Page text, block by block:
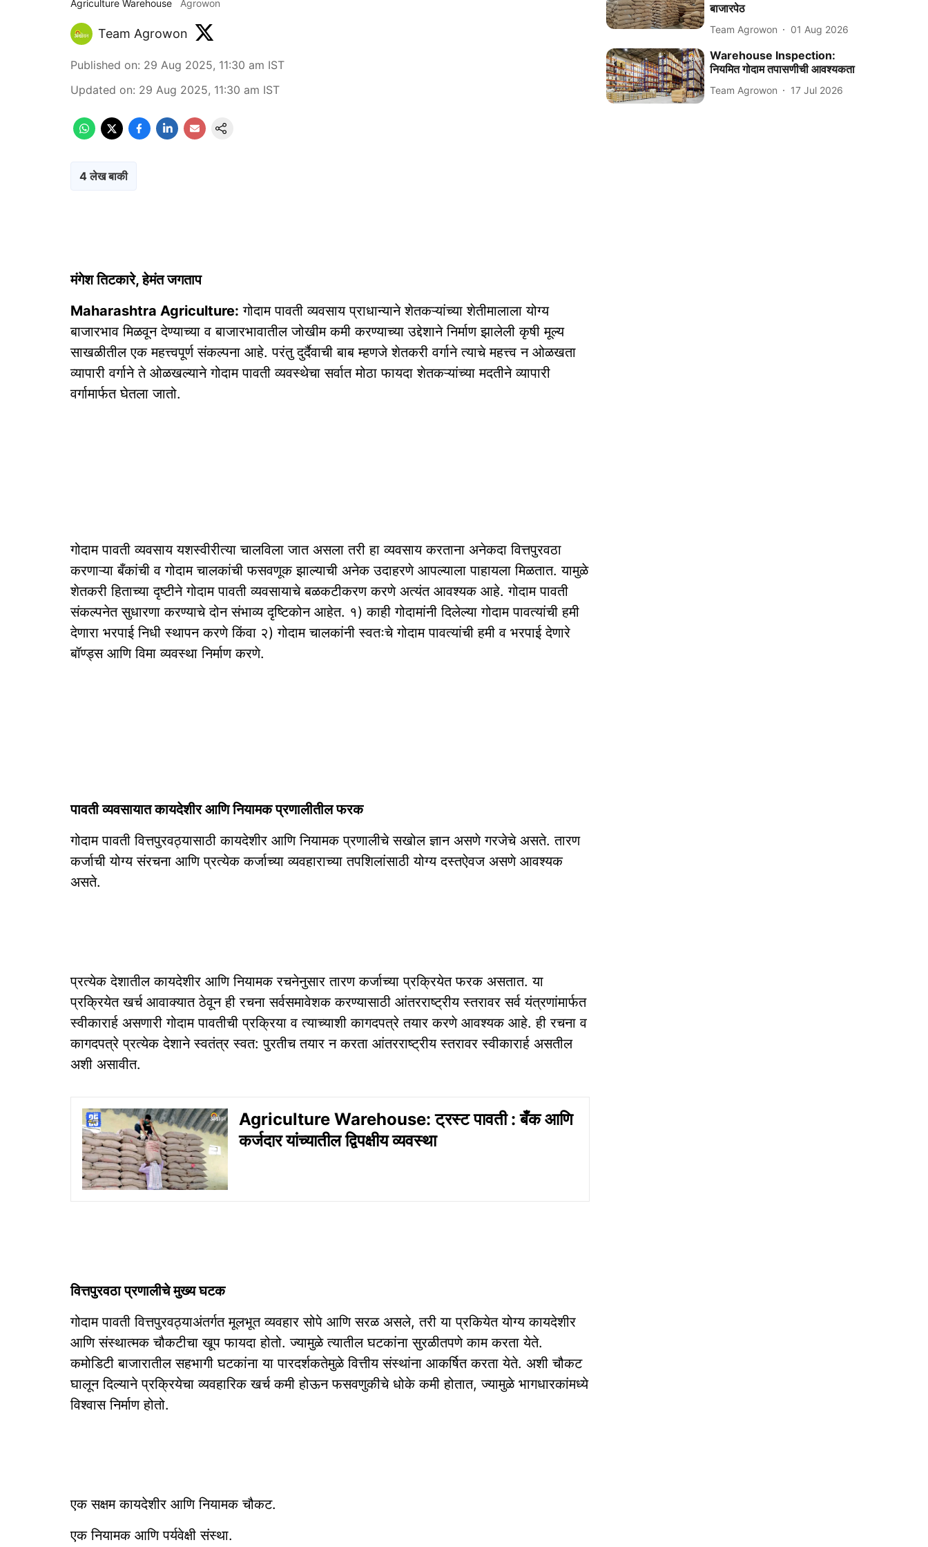
Agriculture Warehouse Agrowon
Team Agrowon
Published on: 29 Aug 2025, 11:30 am IST
Updated on: 29 Aug 2025, 11:30 am IST
4 लेख बाकी
मंगेश तिटकारे, हेमंत जगताप
Maharashtra Agriculture: गोदाम पावती व्यवसाय प्राधान्याने शेतकऱ्यांच्या शेतीमालाला योग्य
बाजारभाव मिळवून देण्याच्या व बाजारभावातील जोखीम कमी करण्याच्या उद्देशाने निर्माण झालेली कृषी मूल्य
साखळीतील एक महत्त्वपूर्ण संकल्पना आहे. परंतु दुर्दैवाची बाब म्हणजे शेतकरी वर्गाने त्याचे महत्त्व न ओळखता
व्यापारी वर्गाने ते ओळखल्याने गोदाम पावती व्यवस्थेचा सर्वात मोठा फायदा शेतकऱ्यांच्या मदतीने व्यापारी
वर्गामार्फत घेतला जातो.
गोदाम पावती व्यवसाय यशस्वीरीत्या चालविला जात असला तरी हा व्यवसाय करताना अनेकदा वित्तपुरवठा
करणाऱ्या बँकांची व गोदाम चालकांची फसवणूक झाल्याची अनेक उदाहरणे आपल्याला पाहायला मिळतात. यामुळे
शेतकरी हिताच्या दृष्टीने गोदाम पावती व्यवसायाचे बळकटीकरण करणे अत्यंत आवश्यक आहे. गोदाम पावती
संकल्पनेत सुधारणा करण्याचे दोन संभाव्य दृष्टिकोन आहेत. १) काही गोदामांनी दिलेल्या गोदाम पावत्यांची हमी
देणारा भरपाई निधी स्थापन करणे किंवा २) गोदाम चालकांनी स्वतःचे गोदाम पावत्यांची हमी व भरपाई देणारे
बॉण्ड्स आणि विमा व्यवस्था निर्माण करणे.
पावती व्यवसायात कायदेशीर आणि नियामक प्रणालीतील फरक
गोदाम पावती वित्तपुरवठ्यासाठी कायदेशीर आणि नियामक प्रणालीचे सखोल ज्ञान असणे गरजेचे असते. तारण
कर्जाची योग्य संरचना आणि प्रत्येक कर्जाच्या व्यवहाराच्या तपशिलांसाठी योग्य दस्तऐवज असणे आवश्यक
असते.
प्रत्येक देशातील कायदेशीर आणि नियामक रचनेनुसार तारण कर्जाच्या प्रक्रियेत फरक असतात. या
प्रक्रियेत खर्च आवाक्यात ठेवून ही रचना सर्वसमावेशक करण्यासाठी आंतरराष्ट्रीय स्तरावर सर्व यंत्रणांमार्फत
स्वीकारार्ह असणारी गोदाम पावतीची प्रक्रिया व त्याच्याशी कागदपत्रे तयार करणे आवश्यक आहे. ही रचना व
कागदपत्रे प्रत्येक देशाने स्वतंत्र स्वत: पुरतीच तयार न करता आंतरराष्ट्रीय स्तरावर स्वीकारार्ह असतील
अशी असावीत.
Agriculture Warehouse: ट्रस्ट पावती : बँक आणि
कर्जदार यांच्यातील द्विपक्षीय व्यवस्था
वित्तपुरवठा प्रणालीचे मुख्य घटक
गोदाम पावती वित्तपुरवठ्याअंतर्गत मूलभूत व्यवहार सोपे आणि सरळ असले, तरी या प्रकियेत योग्य कायदेशीर
आणि संस्थात्मक चौकटीचा खूप फायदा होतो. ज्यामुळे त्यातील घटकांना सुरळीतपणे काम करता येते.
कमोडिटी बाजारातील सहभागी घटकांना या पारदर्शकतेमुळे वित्तीय संस्थांना आकर्षित करता येते. अशी चौकट
घालून दिल्याने प्रक्रियेचा व्यवहारिक खर्च कमी होऊन फसवणुकीचे धोके कमी होतात, ज्यामुळे भागधारकांमध्ये
विश्‍वास निर्माण होतो.
एक सक्षम कायदेशीर आणि नियामक चौकट.
एक नियामक आणि पर्यवेक्षी संस्था.
बाजारपेठ
Team Agrowon 01 Aug 2026
Warehouse Inspection:
नियमित गोदाम तपासणीची आवश्यकता
Team Agrowon 17 Jul 2026